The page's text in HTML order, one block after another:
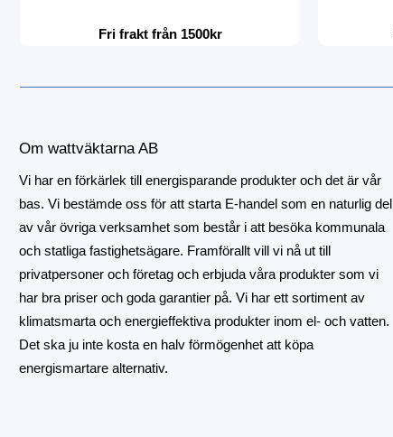
Fri frakt från 1500kr
Om wattväktarna AB
Vi har en förkärlek till energisparande produkter och det är vår
bas. Vi bestämde oss för att starta E-handel som en naturlig del
av vår övriga verksamhet som består i att besöka kommunala
och statliga fastighetsägare. Framförallt vill vi nå ut till
privatpersoner och företag och erbjuda våra produkter som vi
har bra priser och goda garantier på. Vi har ett sortiment av
klimatsmarta och energieffektiva produkter inom el- och vatten.
Det ska ju inte kosta en halv förmögenhet att köpa
energismartare alternativ.